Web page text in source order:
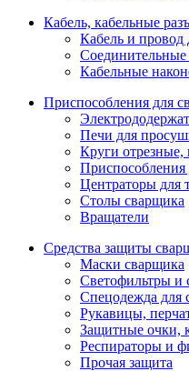
Кабель, кабельные
Кабель и провод
Соединительные
Кабельные
Приспособления для
Печи для
Круги
Приспособления
Центраторы для
Столы сварщика
Вращатели
Средства защиты
Маски сварщика
Светофильтры и
Спецодежда для
Рукавицы,
Защитные очки,
Респираторы и
Прочая защита